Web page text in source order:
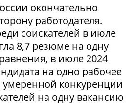
окончательно
работодателя.
соискателей в июле
8,7 резюме на одну
в июле 2024
на одно рабочее
конкуренции
на одну вакансию